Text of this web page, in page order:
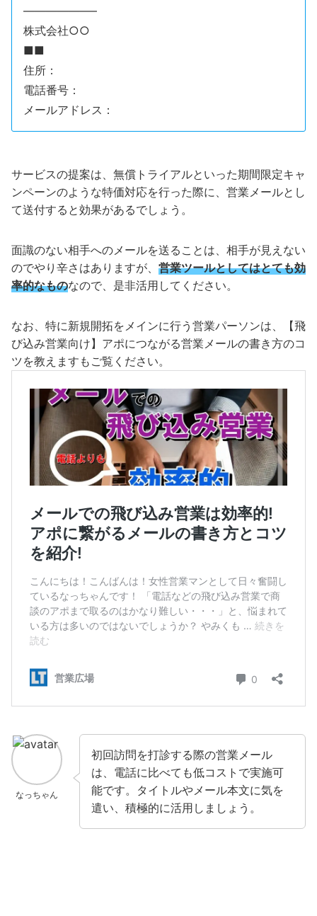
——————–
株式会社○○
■■
住所：
電話番号：
メールアドレス：
サービスの提案は、無償トライアルといった期間限定キャ
ンペーンのような特価対応を行った際に、営業メールとし
て送付すると効果があるでしょう。
面識のない相手へのメールを送ることは、相手が見えない
のでやり辛さはありますが、 営業ツールとしてはとても効
率的なものなので、是非活用してください。
なお、特に新規開拓をメインに行う営業パーソンは、【飛
び込み営業向け】アポにつながる営業メールの書き方のコ
ツを教えますもご覧ください。
なっちゃん
初回訪問を打診する際の営業メール
は、電話に比べても低コストで実施可
能です。タイトルやメール本文に気を
遣い、積極的に活用しましょう。